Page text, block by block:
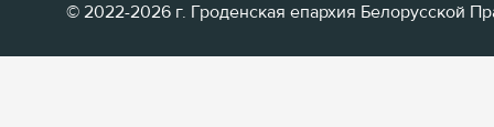
© 2022-2026 г. Гроденская епархия Белорусской